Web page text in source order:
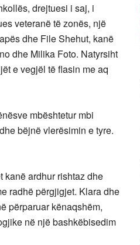
drejtuesi i saj, i
veteranë të zonës, një
dhe File Shehut, kanë
dhe Milika Foto. Natyrsiht
e vegjël të flasin me aq
mbështetur mbi
bëjnë vlerësimin e tyre.
kanë ardhur rishtaz dhe
radhë përgjigjet. Klara dhe
përparuar kënaqshëm,
në një bashkëbisedim